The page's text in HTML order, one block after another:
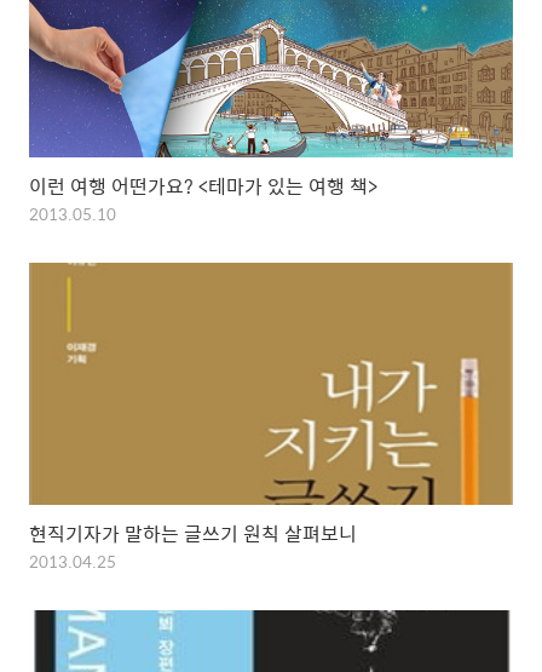
이런 여행 어떤가요? <테마가 있는 여행 책>
2013.05.10
현직기자가 말하는 글쓰기 원칙 살펴보니
2013.04.25